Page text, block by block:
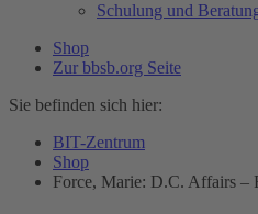
Schulung und
Shop
Zur bbsb.org Seite
Sie befinden sich hier:
BIT-Zentrum
Shop
Force, Marie: D.C. Affairs –